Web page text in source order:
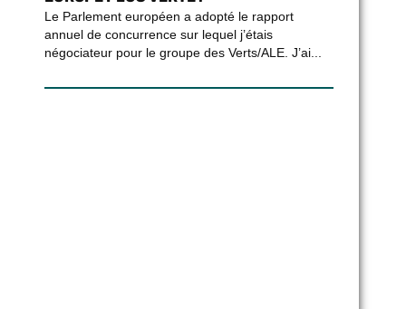
Le Parlement européen a adopté le rapport
annuel de concurrence sur lequel j’étais
négociateur pour le groupe des Verts/ALE. J’ai...